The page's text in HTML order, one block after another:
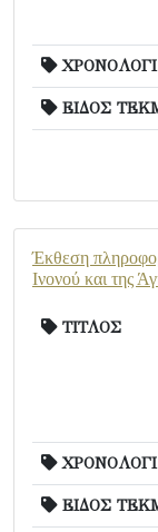
ΕΙΔΟΣ
Έκθεση
Ινονού και της
ΤΙΤΛΟΣ
ΕΙΔΟΣ